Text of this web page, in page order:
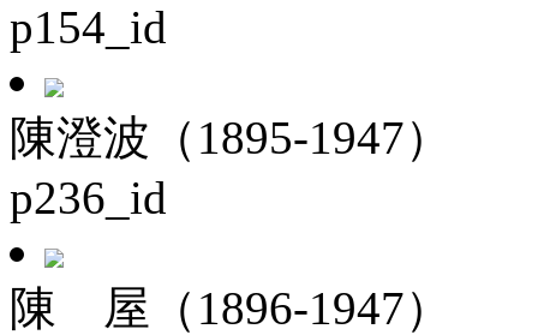
p154_id
陳澄波（1895-1947）
p236_id
陳 屋（1896-1947）